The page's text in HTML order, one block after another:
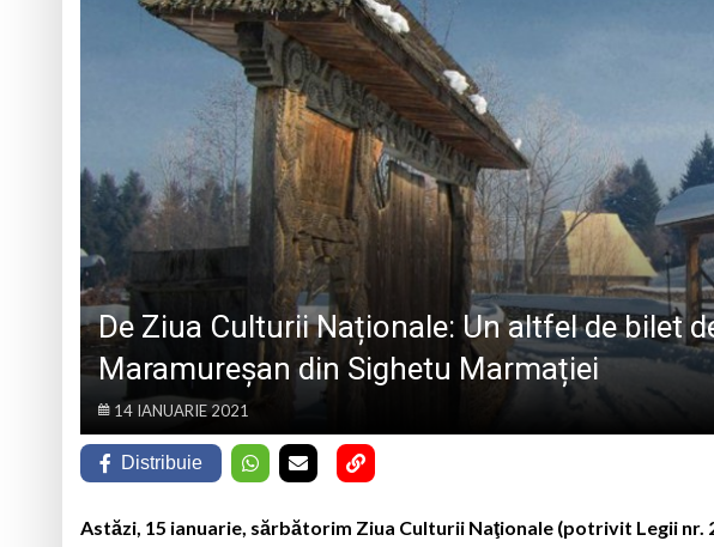
Eveniment special la Baia Mare, la
„Zilele Moiseiului” se vor desfășura
Biblioteca Municipală „Laurențiu
Muzeul de Mineralogie Baia Mare,
„CÂNTECELE MUNȚILOR” DE LA SIBIU
DE SINCERITATE
De Ziua Culturii Naționale: Un altfel de bilet
Maramureșan din Sighetu Marmației
14 IANUARIE 2021
Distribuie
Astăzi, 15 ianuarie, sărbătorim Ziua Culturii Naţionale (potrivit Legii nr.